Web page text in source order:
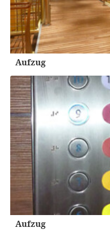
Aufzug
Aufzug